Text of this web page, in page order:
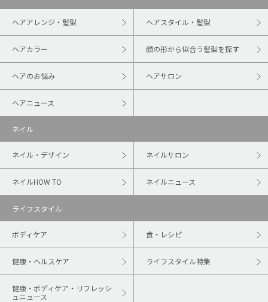
ヘアアレンジ・髪型 ヘアスタイル・髪型
ヘアカラー 顔の形から似合う髪型を探す
ヘアのお悩み ヘアサロン
ヘアニュース
ネイル
ネイル・デザイン ネイルサロン
ネイルHOW TO ネイルニュース
ライフスタイル
ボディケア 食・レシピ
健康・ヘルスケア ライフスタイル特集
健康・ボディケア・リフレッシ
ュニュース